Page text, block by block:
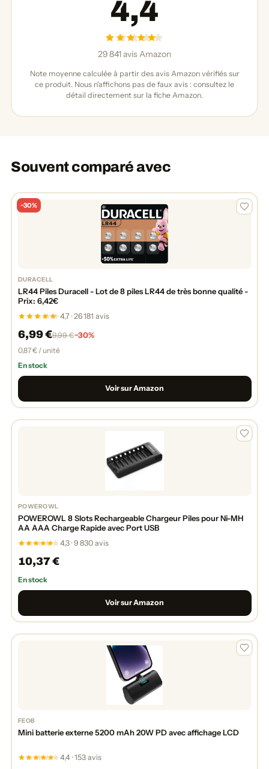
4,4
29 841 avis Amazon
Note moyenne calculée à partir des avis Amazon vérifiés sur
ce produit. Nous n'affichons pas de faux avis : consultez le
détail directement sur la fiche Amazon.
Souvent comparé avec
−30%
DURACELL
LR44 Piles Duracell - Lot de 8 piles LR44 de très bonne qualité -
Prix: 6,42€
4,7 · 26 181 avis
6,99 €9,99 €−30%
0,87 € / unité
En stock
Voir sur Amazon
POWEROWL
POWEROWL 8 Slots Rechargeable Chargeur Piles pour Ni-MH
AA AAA Charge Rapide avec Port USB
4,3 · 9 830 avis
10,37 €
En stock
Voir sur Amazon
FEOB
Mini batterie externe 5200 mAh 20W PD avec affichage LCD
4,4 · 153 avis